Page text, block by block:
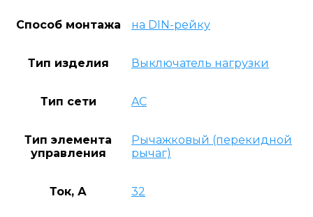
Способ монтажа на DIN-рейку
Тип изделия Выключатель нагрузки
Тип сети AC
Тип элемента
управления
Рычажковый (перекидной
рычаг)
Ток, А 32